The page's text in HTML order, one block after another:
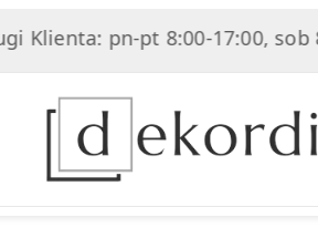
pn-pt 8:00-17:00, sob 8:00-